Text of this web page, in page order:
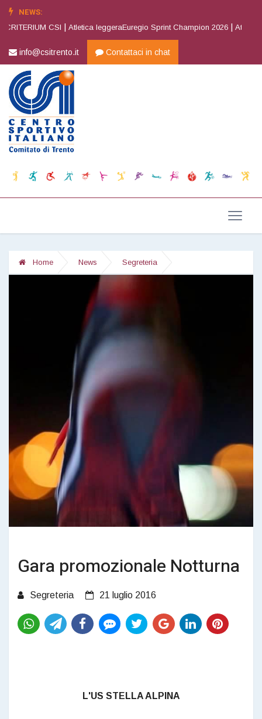
NEWS:
CSI |Atletica leggeraEuregio Sprint Champion 2026 |Atletica
info@csitrento.it Contattaci in chat
Home News Segreteria
Gara promozionale Notturna
Segreteria 21 luglio 2016
L'US STELLA ALPINA